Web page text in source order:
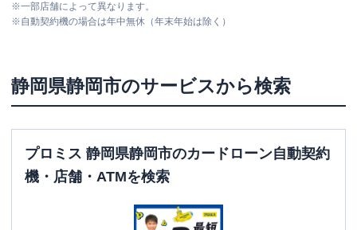
名称 三菱ＵＦＪ銀行 静岡支店
営業時間
土曜：-
ATM営業時間
平日：7：00～24：00
土曜： 7：00～24：00
※一部店舗によって異なります。
※自動契約機の場合は年中無休（年末年始は除く）
静岡県静岡市のサービスから検索
プロミス 静岡県静岡市のカードローン自動契約
機・店舗・ATMを検索